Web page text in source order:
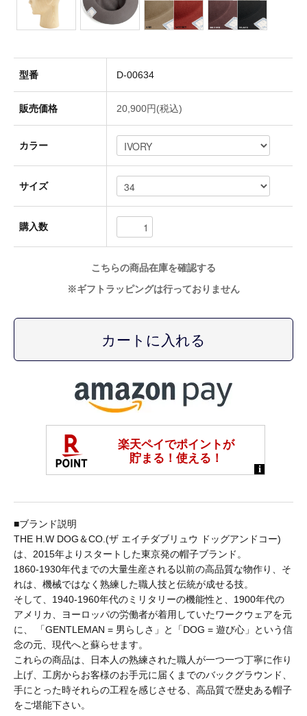
型番 D-00634
販売価格 20,900円(税込)
カラー
サイズ
購入数
こちらの商品在庫を確認する
※ギフトラッピングは行っておりません
■ブランド説明
THE H.W DOG＆CO.(ザ エイチダブリュウ ドッグアンドコー)
は、2015年よりスタートした東京発の帽子ブランド。
1860-1930年代までの大量生産される以前の高品質な物作り、そ
れは、機械ではなく熟練した職人技と伝統が成せる技。
そして、1940-1960年代のミリタリーの機能性と、1900年代の
アメリカ、ヨーロッパの労働者が着用していたワークウェアを元
に、 「GENTLEMAN = 男らしさ」と「DOG = 遊び心」という信
念の元、現代へと蘇らせます。
これらの商品は、日本人の熟練された職人が一つ一つ丁寧に作り
上げ、工房からお客様のお手元に届くまでのバックグラウンド、
手にとった時それらの工程を感じさせる、高品質で歴史ある帽子
をご堪能下さい。
↓Brand List↓
alk phenix
ANACHRONORM
BAICYCLON by bagjack
BasShu
BEADED ACCESSORIES
benine 9
BERJAC
BTCS